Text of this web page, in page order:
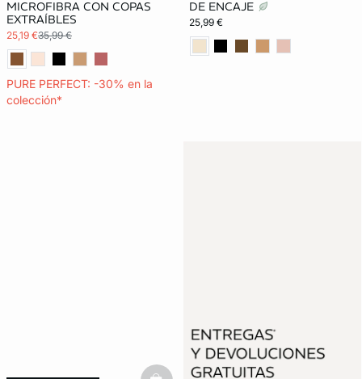
MICROFIBRA CON COPAS
EXTRAÍBLES
25,19 €35,99 €
PURE PERFECT: -30% en la
colección*
DE ENCAJE
25,99 €